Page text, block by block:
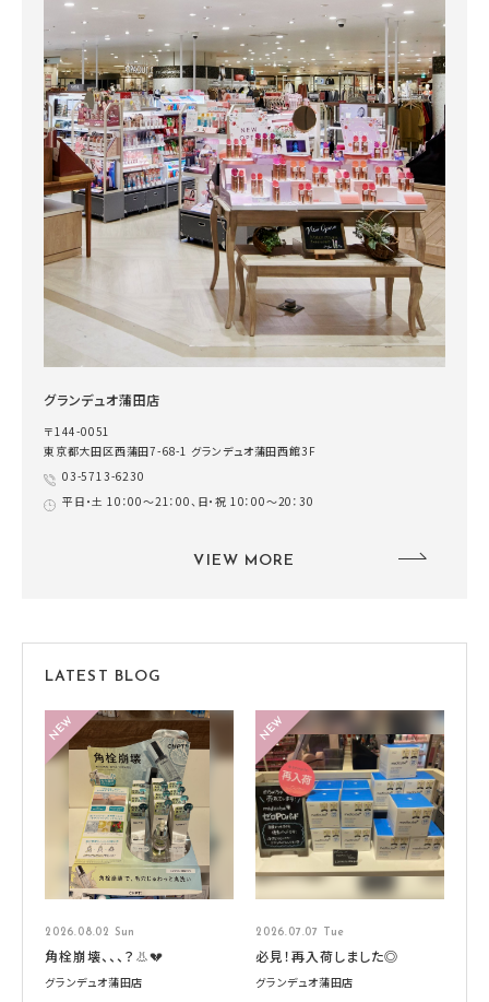
グランデュオ蒲田店
〒144-0051
東京都大田区西蒲田7-68-1 グランデュオ蒲田西館3F
03-5713-6230
平日・土 10：00～21：00、日・祝 10：00～20：30
VIEW MORE
LATEST BLOG
2026.08.02 Sun
角栓崩壊、、、？👃💔
グランデュオ蒲田店
2026.07.07 Tue
必見！再入荷しました◎
グランデュオ蒲田店